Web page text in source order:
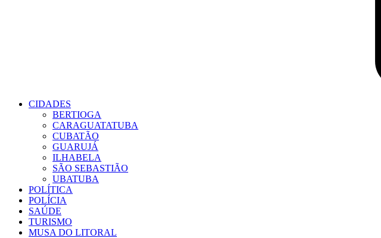
CIDADES
BERTIOGA
CARAGUATATUBA
CUBATÃO
GUARUJÁ
ILHABELA
SÃO SEBASTIÃO
UBATUBA
POLÍTICA
POLÍCIA
SAÚDE
TURISMO
MUSA DO LITORAL